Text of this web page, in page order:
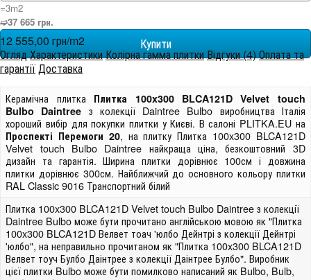
=3m2
➫37 665 грн.
12 555,00 грн/m2
ОглядХарактеристикиКолірна гамма плиткиВідгуки (4)Оплата та
гарантії Доставка
Керамічна плитка Плитка 100x300 BLCA121D Velvet touch
Bulbo Daintree з колекції Daintree Bulbo виробництва Італія
хороший вибір для покупки плитки у Києві. В салоні PLITKA.EU на
Проспекті Перемоги 20, на плитку Плитка 100x300 BLCA121D
Velvet touch Bulbo Daintree найкраща ціна, безкоштовний 3D
дизайн та гарантія. Ширина плитки дорівнює 100см і довжина
плитки дорівнює 300см. Найближчий до основного кольору плитки
RAL Classic 9016 Транспортний білий
Плитка 100x300 BLCA121D Velvet touch Bulbo Daintree з колекції
Daintree Bulbo може бути прочитано англійською мовою як "Плитка
100x300 BLCA121D Велвет тоач 'юлбо Дейнтрі з колекції Дейнтрі
'юлбо", на неправильно прочитаном як "Плитка 100x300 BLCA121D
Велвет тоуч Булбо Даінтрее з колекції Даінтрее Булбо". Виробник
цієї плитки Bulbo може бути помилково написаний як Bulbo, Bulb,